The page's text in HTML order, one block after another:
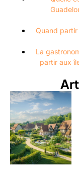
Quand
La
partir aux